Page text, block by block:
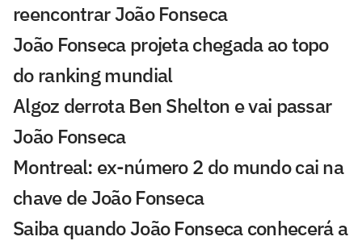
reencontrar João Fonseca
João Fonseca projeta chegada ao topo
do ranking mundial
Algoz derrota Ben Shelton e vai passar
João Fonseca
Montreal: ex-número 2 do mundo cai na
chave de João Fonseca
Saiba quando João Fonseca conhecerá a